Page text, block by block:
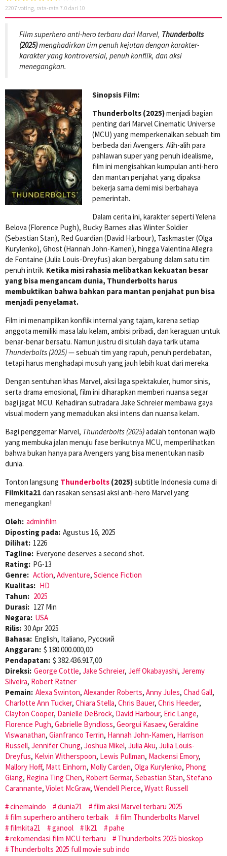
2207 voting, rata-rata 7.0 dari 10
Film superhero anti-hero terbaru dari Marvel, Thunderbolts
(2025)menghadirkan tim penuh kejutan dengan karakter-
karakter yang kontroversial, penuh konflik, dan aksi
menegangkan.
Sinopsis Film:
Thunderbolts (2025)menjadi bagian
penting dari Marvel Cinematic Universe
(MCU) yang memperkenalkan sebuah tim
berbeda dari Avengers. Alih-alih para
pahlawan super yang penuh idealisme,
film ini mengisahkan kumpulan anti-hero
dan mantan penjahat yang dipaksa
bekerja sama demi misi berbahaya
pemerintah.
Dalam cerita ini, karakter seperti Yelena
Belova (Florence Pugh), Bucky Barnes alias Winter Soldier
(Sebastian Stan), Red Guardian (David Harbour), Taskmaster (Olga
Kurylenko), Ghost (Hannah John-Kamen), hingga Valentina Allegra
de Fontaine (Julia Louis-Dreyfus) akan bergabung dalam satu tim
penuh intrik. Ketika misi rahasia melibatkan kekuatan besar
yang bisa mengancam dunia, Thunderbolts harus
membuktikan bahwa bahkan para mantan penjahat pun bisa
menjadi penyelamat.
Film ini menampilkan konflik internal yang tajam, karena setiap
anggota memiliki masa lalu kelam, ambisi pribadi, dan keraguan untuk
benar-benar bersatu. Namun justru di situlah daya tarik utama
Thunderbolts (2025)— sebuah tim yang rapuh, penuh perdebatan,
tetapi harus menghadapi musuh yang jauh lebih kuat dari mereka.
Dengan sentuhan khas Marvel, aksi laga spektakuler, humor sinis,
serta drama emosional, film ini diharapkan memberi nuansa segar
bagi jagat MCU. Kehadiran sutradara Jake Schreier membawa gaya
visual modern yang memadukan aksi intens dan nuansa kelam.
Bagi penggemar Marvel, Thunderbolts (2025)adalah tontonan wajib
yang membuka jalan menuju fase berikutnya MCU, memperlihatkan
bahwa bukan hanya para Avengers yang bisa menentukan nasib
dunia.
Tonton langsung Thunderbolts (2025)subtitle Indonesia cuma di
Filmkita21 dan rasakan sensasi aksi anti-hero Marvel yang
menegangkan!
Oleh: adminfilm
Diposting pada: Agustus 16, 2025
Dilihat: 1226
Tagline: Everyone deserves a second shot.
Rating: PG-13
Genre: Action, Adventure, Science Fiction
Kualitas: HD
Tahun: 2025
Durasi: 127 Min
Negara: USA
Rilis: 30 Apr 2025
Bahasa: English, Italiano, Pусский
Anggaran: $ 180.000.000,00
Pendapatan: $ 382.436.917,00
Direksi: George Cottle, Jake Schreier, Jeff Okabayashi, Jeremy
Silveira, Robert Ratner
Pemain: Alexa Swinton, Alexander Roberts, Anny Jules, Chad Gall,
Charlotte Ann Tucker, Chiara Stella, Chris Bauer, Chris Heeder,
Clayton Cooper, Danielle DeBrock, David Harbour, Eric Lange,
Florence Pugh, Gabrielle Byndloss, Georgui Kasaev, Geraldine
Viswanathan, Gianfranco Terrin, Hannah John-Kamen, Harrison
Russell, Jennifer Chung, Joshua Mikel, Julia Aku, Julia Louis-
Dreyfus, Kelvin Witherspoon, Lewis Pullman, Mackensi Emory,
Mallory Hoff, Matt Einhorn, Molly Carden, Olga Kurylenko, Phong
Giang, Regina Ting Chen, Robert Germar, Sebastian Stan, Stefano
Carannante, Violet McGraw, Wendell Pierce, Wyatt Russell
cinemaindo
dunia21
film aksi Marvel terbaru 2025
film superhero antihero terbaik
film Thunderbolts Marvel
filmkita21
ganool lk21
pahe
rekomendasi film MCU terbaru
Thunderbolts 2025 bioskop
Thunderbolts 2025 full movie sub indo